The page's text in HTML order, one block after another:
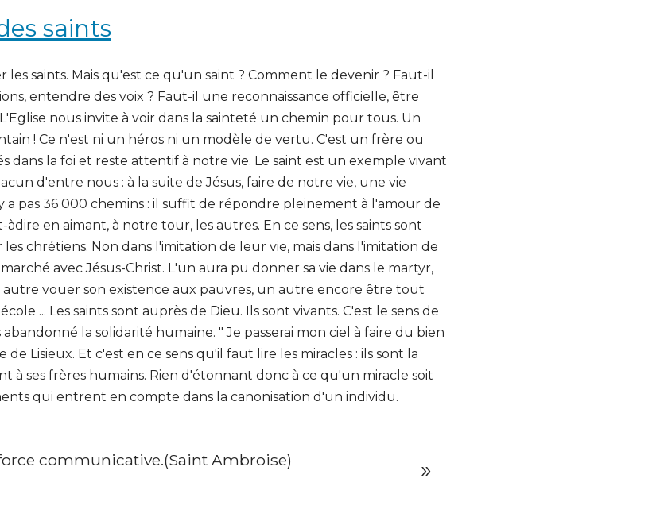
saints
les saints. Mais qu'est ce qu'un saint ? Comment le devenir ? Faut-il
entendre des voix ? Faut-il une reconnaissance officielle, être
nous invite à voir dans la sainteté un chemin pour tous. Un
! Ce n'est ni un héros ni un modèle de vertu. C'est un frère ou
dans la foi et reste attentif à notre vie. Le saint est un exemple vivant
d'entre nous : à la suite de Jésus, faire de notre vie, une vie
a pas 36 000 chemins : il suffit de répondre pleinement à l'amour de
en aimant, à notre tour, les autres. En ce sens, les saints sont
chrétiens. Non dans l'imitation de leur vie, mais dans l'imitation de
avec Jésus-Christ. L'un aura pu donner sa vie dans le martyr,
vouer son existence aux pauvres, un autre encore être tout
... Les saints sont auprès de Dieu. Ils sont vivants. C'est le sens de
la solidarité humaine. " Je passerai mon ciel à faire du bien
Lisieux. Et c'est en ce sens qu'il faut lire les miracles : ils sont la
à ses frères humains. Rien d'étonnant donc à ce qu'un miracle soit
qui entrent en compte dans la canonisation d'un individu.
communicative.(Saint Ambroise)